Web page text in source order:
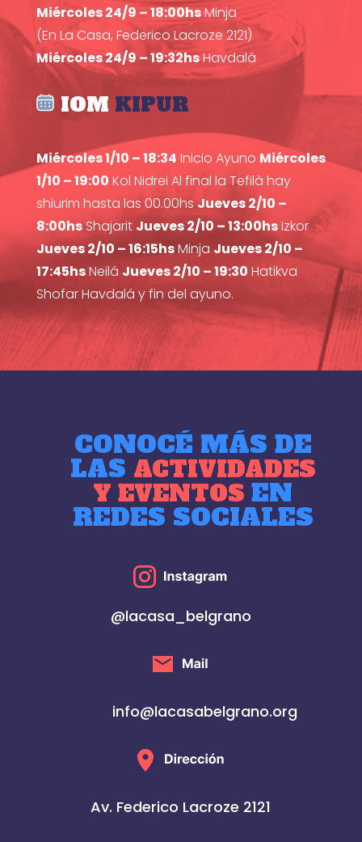
Miércoles 24/9 – 18:00hsMinja
(En La Casa, Federico Lacroze 2121)
Miércoles 24/9 – 19:32hsHavdalá
IOM KIPUR
Miércoles 1/10 – 18:34 Inicio Ayuno Miércoles
1/10 – 19:00 Kol Nidrei Al final la Tefilà hay
shiurim hasta las 00.00hsJueves 2/10 –
8:00hsShajarit Jueves 2/10 – 13:00hsIzkor
Jueves 2/10 – 16:15hsMinja Jueves 2/10 –
17:45hsNeilá Jueves 2/10 – 19:30 Hatikva
Shofar Havdalá y fin del ayuno.
CONOCÉ MÁS DE
LAS ACTIVIDADES
Y EVENTOSEN
REDES SOCIALES
@lacasa_belgrano
info@lacasabelgrano.org
Av. Federico Lacroze 2121